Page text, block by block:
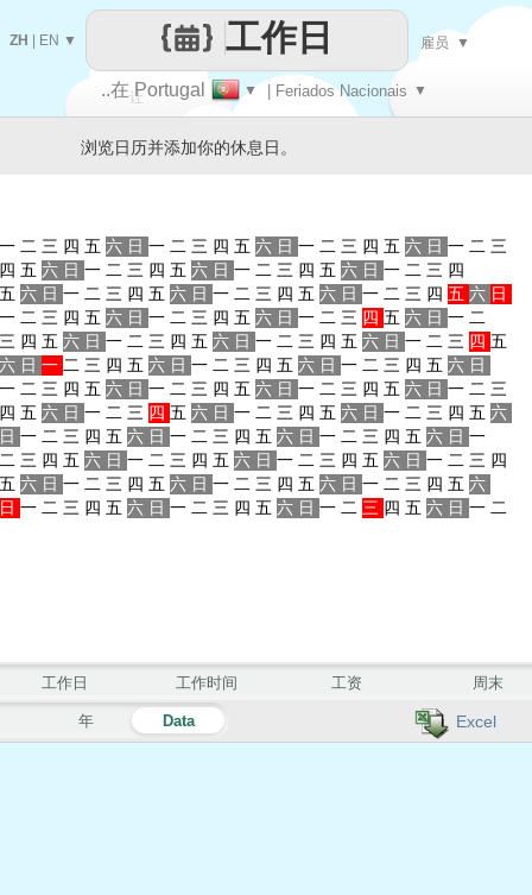
让
..在 Portugal ▼ | Feriados Nacionais ▼
工作日
ZH EN ▼ 雇员 ▼
Excel
浏览日历并添加你的休息日。
一 二 三 四 五 六 日 一 二 三 四 五 六 日 一 二 三 四 五 六 日 一 二 三
四 五 六 日 一 二 三 四 五 六 日 一 二 三 四 五 六 日 一 二 三 四
五 六 日 一 二 三 四 五 六 日 一 二 三 四 五 六 日 一 二 三 四 五 六 日
一 二 三 四 五 六 日 一 二 三 四 五 六 日 一 二 三 四 五 六 日 一 二
三 四 五 六 日 一 二 三 四 五 六 日 一 二 三 四 五 六 日 一 二 三 四 五
六 日 一 二 三 四 五 六 日 一 二 三 四 五 六 日 一 二 三 四 五 六 日
一 二 三 四 五 六 日 一 二 三 四 五 六 日 一 二 三 四 五 六 日 一 二 三
四 五 六 日 一 二 三 四 五 六 日 一 二 三 四 五 六 日 一 二 三 四 五 六
日 一 二 三 四 五 六 日 一 二 三 四 五 六 日 一 二 三 四 五 六 日 一
二 三 四 五 六 日 一 二 三 四 五 六 日 一 二 三 四 五 六 日 一 二 三 四
五 六 日 一 二 三 四 五 六 日 一 二 三 四 五 六 日 一 二 三 四 五 六
日 一 二 三 四 五 六 日 一 二 三 四 五 六 日 一 二 三 四 五 六 日 一 二
年 Data
工作日 工作时间 工资 周末